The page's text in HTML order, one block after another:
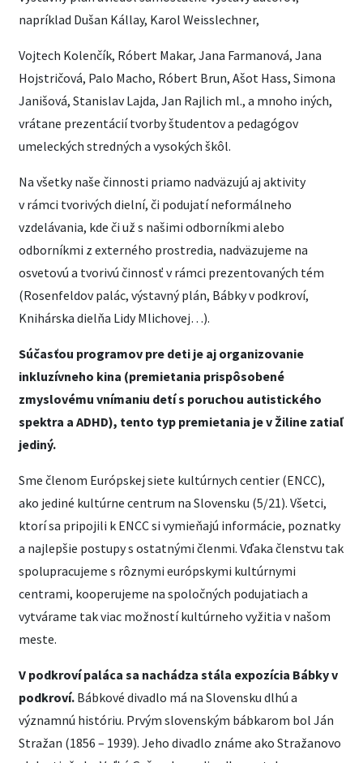
napríklad Dušan Kállay, Karol Weisslechner,
Vojtech Kolenčík, Róbert Makar, Jana Farmanová, Jana
Hojstričová, Palo Macho, Róbert Brun, Ašot Hass, Simona
Janišová, Stanislav Lajda, Jan Rajlich ml., a mnoho iných,
vrátane prezentácií tvorby študentov a pedagógov
umeleckých stredných a vysokých škôl.
Na všetky naše činnosti priamo nadväzujú aj aktivity
v rámci tvorivých dielní, či podujatí neformálneho
vzdelávania, kde či už s našimi odborníkmi alebo
odborníkmi z externého prostredia, nadväzujeme na
osvetovú a tvorivú činnosť v rámci prezentovaných tém
(Rosenfeldov palác, výstavný plán, Bábky v podkroví,
Knihárska dielňa Lidy Mlichovej…).
Súčasťou programov pre deti je aj organizovanie
inkluzívneho kina (premietania prispôsobené
zmyslovému vnímaniu detí s poruchou autistického
spektra a ADHD), tento typ premietania je v Žiline zatiaľ
jediný.
Sme členom Európskej siete kultúrnych centier (ENCC),
ako jediné kultúrne centrum na Slovensku (5/21). Všetci,
ktorí sa pripojili k ENCC si vymieňajú informácie, poznatky
a najlepšie postupy s ostatnými členmi. Vďaka členstvu tak
spolupracujeme s rôznymi európskymi kultúrnymi
centrami, kooperujeme na spoločných podujatiach a
vytvárame tak viac možností kultúrneho vyžitia v našom
meste.
V podkroví paláca sa nachádza stála expozícia Bábky v
podkroví. Bábkové divadlo má na Slovensku dlhú a
významnú históriu. Prvým slovenským bábkarom bol Ján
Stražan (1856 – 1939). Jeho divadlo známe ako Stražanovo